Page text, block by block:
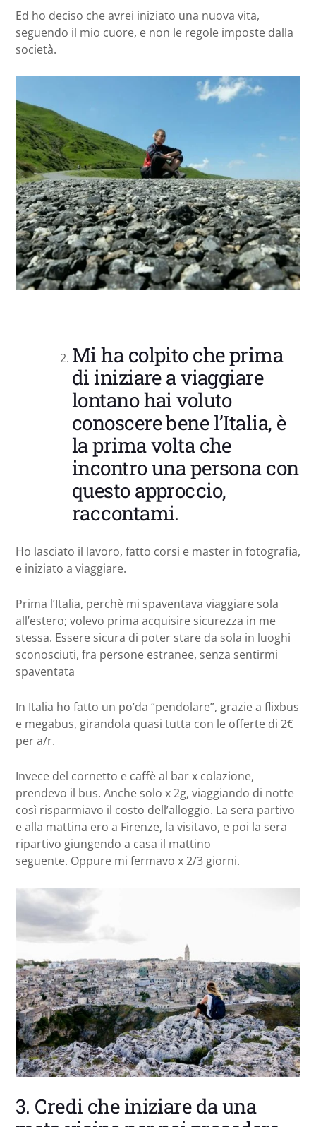
Ed ho deciso che avrei iniziato una nuova vita,
seguendo il mio cuore, e non le regole imposte dalla
società.
Mi ha colpito che prima
di iniziare a viaggiare
lontano hai voluto
conoscere bene l’Italia, è
la prima volta che
incontro una persona con
questo approccio,
raccontami.
Ho lasciato il lavoro, fatto corsi e master in fotografia,
e iniziato a viaggiare.
Prima l’Italia, perchè mi spaventava viaggiare sola
all’estero; volevo prima acquisire sicurezza in me
stessa. Essere sicura di poter stare da sola in luoghi
sconosciuti, fra persone estranee, senza sentirmi
spaventata
In Italia ho fatto un po’da “pendolare”, grazie a flixbus
e megabus, girandola quasi tutta con le offerte di 2€
per a/r.
Invece del cornetto e caffè al bar x colazione,
prendevo il bus. Anche solo x 2g, viaggiando di notte
così risparmiavo il costo dell’alloggio. La sera partivo
e alla mattina ero a Firenze, la visitavo, e poi la sera
ripartivo giungendo a casa il mattino
seguente. Oppure mi fermavo x 2/3 giorni.
3. Credi che iniziare da una